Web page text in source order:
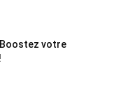
Boostez votre